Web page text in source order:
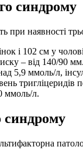
синдрому
при наявності
і 102 см у
– від 140/90
5,9 ммоль/л,
ммоль/л.
синдрому